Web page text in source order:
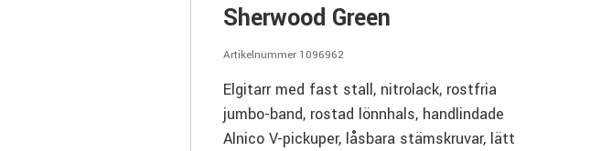
Sherwood Green
Artikelnummer 1096962
Elgitarr med fast stall, nitrolack, rostfria
jumbo-band, rostad lönnhals, handlindade
Alnico V-pickuper, låsbara stämskruvar, lätt